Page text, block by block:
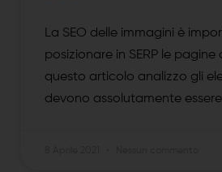
La SEO delle immagini è
posizionare in SERP le pagine
questo articolo analizzo gli
devono assolutamente